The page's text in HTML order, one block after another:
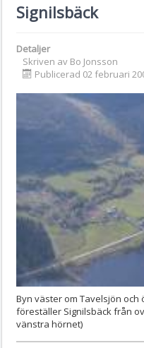
Signilsbäck
Detaljer
Skriven av Bo Jonsson
Publicerad 02 februari
Byn väster om Tavelsjön och
föreställer Signilsbäck från
vänstra hörnet)